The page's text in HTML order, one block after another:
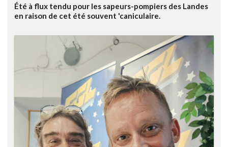
Été à flux tendu pour les sapeurs-pompiers des Landes
en raison de cet été souvent 'caniculaire.